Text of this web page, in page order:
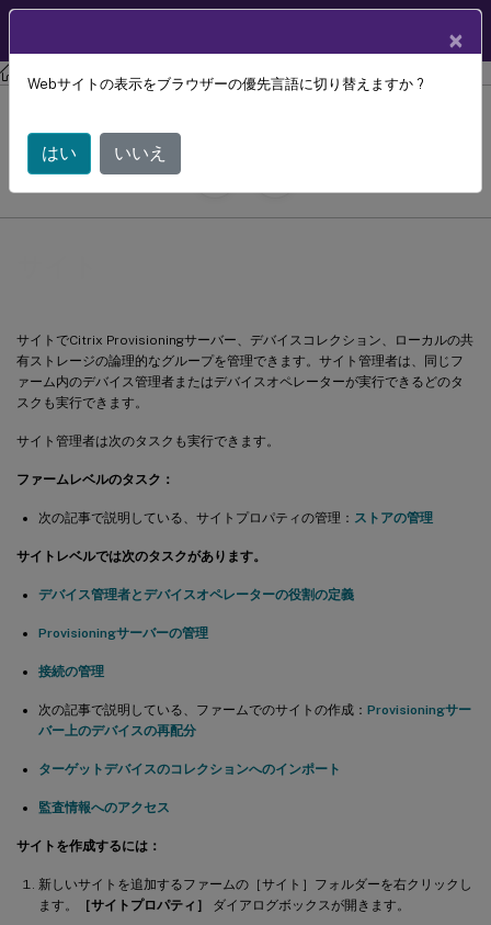
Citrix Provisioning Citrix Provisioning 2407
サイトでCitrix Provisioningサーバー、デバイスコレクション、ローカルの共
有ストレージの論理的なグループを管理できます。サイト管理者は、同じフ
ァーム内のデバイス管理者またはデバイスオペレーターが実行できるどのタ
スクも実行できます。
サイト管理者は次のタスクも実行できます。
ファームレベルのタスク：
次の記事で説明している、サイトプロパティの管理： ストアの管理
サイトレベルでは次のタスクがあります。
デバイス管理者とデバイスオペレーターの役割の定義
Provisioningサーバーの管理
接続の管理
次の記事で説明している、ファームでのサイトの作成： Provisioningサー
バー上のデバイスの再配分
ターゲットデバイスのコレクションへのインポート
監査情報へのアクセス
サイトを作成するには：
新しいサイトを追加するファームの［サイト］フォルダーを右クリックし
ます。
［サイトプロパティ］ ダイアログボックスが開きます。
サイト
July 29, 2024
C C
×
Webサイトの表示をブラウザーの優先言語に切り替えますか ?
はい いいえ